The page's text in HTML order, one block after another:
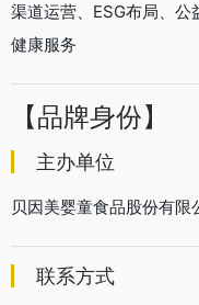
渠道运营、ESG布局、
健康服务
【品牌身份】
主办单位
贝因美婴童食品股份有限
联系方式